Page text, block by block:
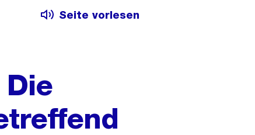
Seite vorlesen